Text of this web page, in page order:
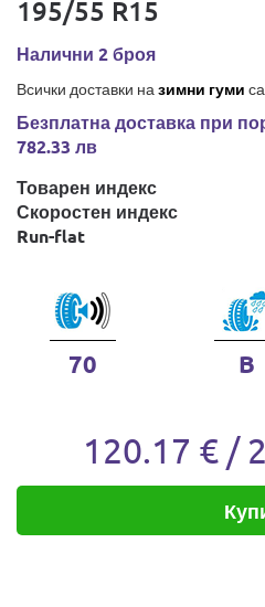
195/55 R15
Налични 2 броя
Всички доставки на зимни гуми
Безплатна доставка при
782.33 лв
Товарен индекс
Скоростен индекс
Run-flat
70 B
120.17 € /